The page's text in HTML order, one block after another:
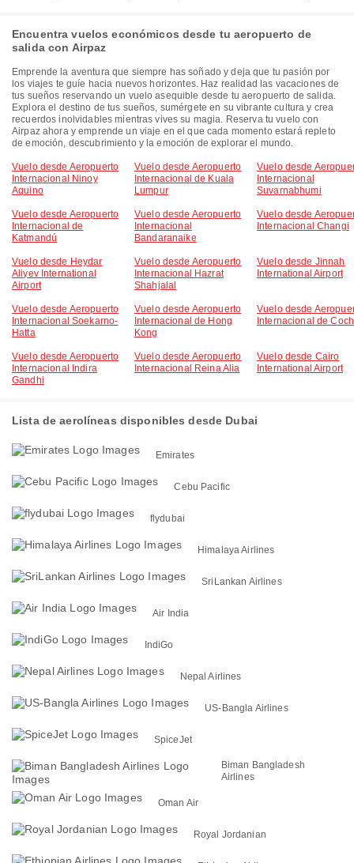
Encuentra vuelos económicos desde tu aeropuerto de
salida con Airpaz
Emprende la aventura que siempre has soñado y deja que tu pasión por
los viajes te guíe hacia nuevos horizontes. Haz realidad las vacaciones de
tus sueños reservando un vuelo asequible desde tu aeropuerto de salida.
Explora el destino de tus sueños, sumérgete en su vibrante cultura y crea
recuerdos inolvidables mientras vives su magia. Reserva tu vuelo con
Airpaz ahora y emprende un viaje en el que cada momento estará repleto
de emoción, descubrimiento y la emoción de explorar el mundo.
Vuelo desde Aeropuerto
Internacional Ninoy
Aquino
Vuelo desde Aeropuerto
Internacional de Kuala
Lumpur
Vuelo desde
Internacional
Suvarnabhumi
Vuelo desde Aeropuerto
Internacional de
Katmandú
Vuelo desde Aeropuerto
Internacional
Bandaranaike
Vuelo desde
Internacional Changi
Vuelo desde Heydar
Aliyev International
Airport
Vuelo desde Aeropuerto
Internacional Hazrat
Shahjalal
Vuelo desde Jinnah
International Airport
Vuelo desde Aeropuerto
Internacional Soekarno-
Hatta
Vuelo desde Aeropuerto
Internacional de Hong
Kong
Vuelo desde
Internacional de
Vuelo desde Aeropuerto
Internacional Indira
Gandhi
Vuelo desde Aeropuerto
Internacional Reina Alia
Vuelo desde Cairo
International Airport
Lista de aerolíneas disponibles desde Dubai
Emirates
Cebu Pacific
flydubai
Himalaya Airlines
SriLankan Airlines
Air India
IndiGo
Nepal Airlines
US-Bangla Airlines
SpiceJet
Biman Bangladesh
Airlines
Oman Air
Royal Jordanian